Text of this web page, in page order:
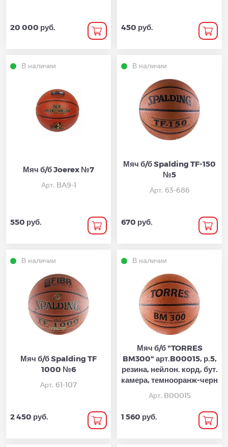
20 000 руб. 450 руб.
В наличии
Мяч б/б Joerex №7
Арт. BA9-1
550 руб.
В наличии
Мяч б/б Spalding TF-150
№5
Арт. 63-686
670 руб.
В наличии
Мяч б/б Spalding TF
1000 №6
Арт. 61-107
2 450 руб.
В наличии
Мяч б/б "TORRES
BM300" арт.B00015, р.5,
резина, нейлон. корд, бут.
камера, темнооранж-черн
Арт. B00015
1 560 руб.